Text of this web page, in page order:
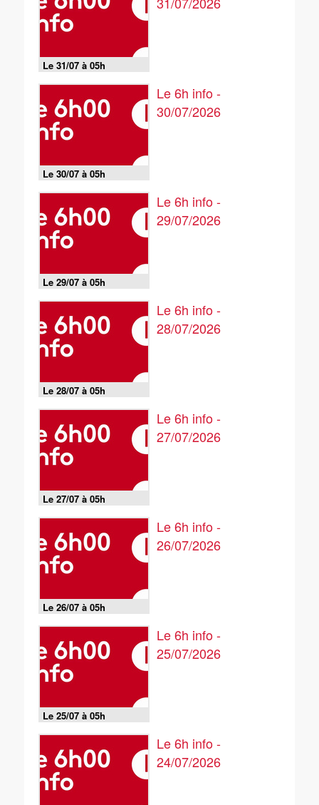
Le 31/07 à 05h
Le 30/07 à 05h
Le 6h info -
30/07/2026
Le 29/07 à 05h
Le 6h info -
29/07/2026
Le 28/07 à 05h
Le 6h info -
28/07/2026
Le 27/07 à 05h
Le 6h info -
27/07/2026
Le 26/07 à 05h
Le 6h info -
26/07/2026
Le 25/07 à 05h
Le 6h info -
25/07/2026
Le 6h info -
24/07/2026